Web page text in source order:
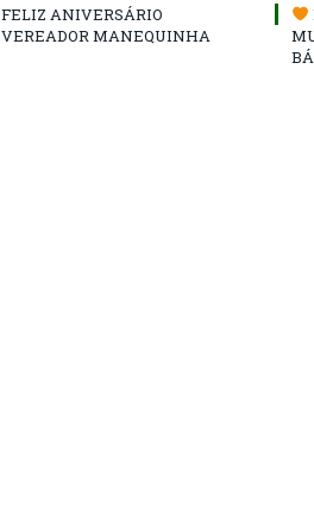
FELIZ ANIVERSÁRIO
VEREADOR MANEQUINHA